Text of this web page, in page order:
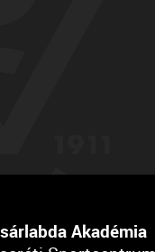
Akadémia